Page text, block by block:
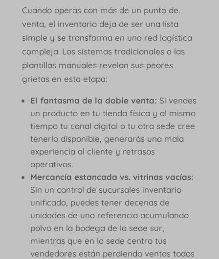
Cuando operas con más de un punto de
venta, el inventario deja de ser una lista
simple y se transforma en una red logística
compleja. Los sistemas tradicionales o las
plantillas manuales revelan sus peores
grietas en esta etapa:
El fantasma de la doble venta: Si vendes
un producto en tu tienda física y al mismo
tiempo tu canal digital o tu otra sede cree
tenerlo disponible, generarás una mala
experiencia al cliente y retrasos
operativos.
Mercancía estancada vs. vitrinas vacías:
Sin un control de sucursales inventario
unificado, puedes tener decenas de
unidades de una referencia acumulando
polvo en la bodega de la sede sur,
mientras que en la sede centro tus
vendedores están perdiendo ventas todos